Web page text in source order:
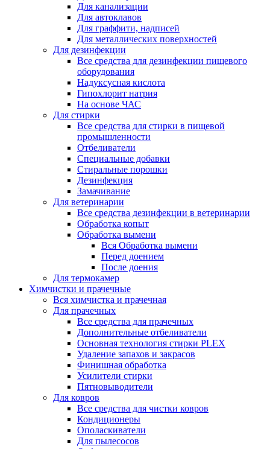
Для канализации
Для автоклавов
Для граффити, надписей
Для металлических поверхностей
Для дезинфекции
Все средства для дезинфекции пищевого
оборудования
Надуксусная кислота
Гипохлорит натрия
На основе ЧАС
Для стирки
Все средства для стирки в пищевой
промышленности
Отбеливатели
Специальные добавки
Стиральные порошки
Дезинфекция
Замачивание
Для ветеринарии
Все средства дезинфекции в ветеринарии
Обработка копыт
Обработка вымени
Вся Обработка вымени
Перед доением
После доения
Для термокамер
Химчистки и прачечные
Вся химчистка и прачечная
Для прачечных
Все средства для прачечных
Дополнительные отбеливатели
Основная технология стирки PLEX
Удаление запахов и закрасов
Финишная обработка
Усилители стирки
Пятновыводители
Для ковров
Все средства для чистки ковров
Кондиционеры
Ополаскиватели
Для пылесосов